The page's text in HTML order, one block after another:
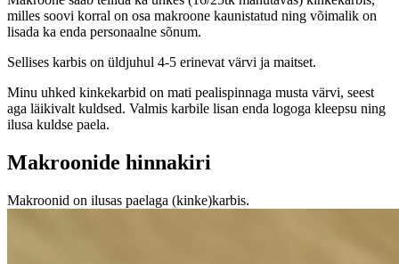
milles soovi korral on osa makroone kaunistatud ning võimalik on
lisada ka enda personaalne sõnum.
Sellises karbis on üldjuhul 4-5 erinevat värvi ja maitset.
Minu uhked kinkekarbid on mati pealispinnaga musta värvi, seest
aga läikivalt kuldsed. Valmis karbile lisan enda logoga kleepsu ning
ilusa kuldse paela.
Makroonide hinnakiri
Makroonid on ilusas paelaga (kinke)karbis.